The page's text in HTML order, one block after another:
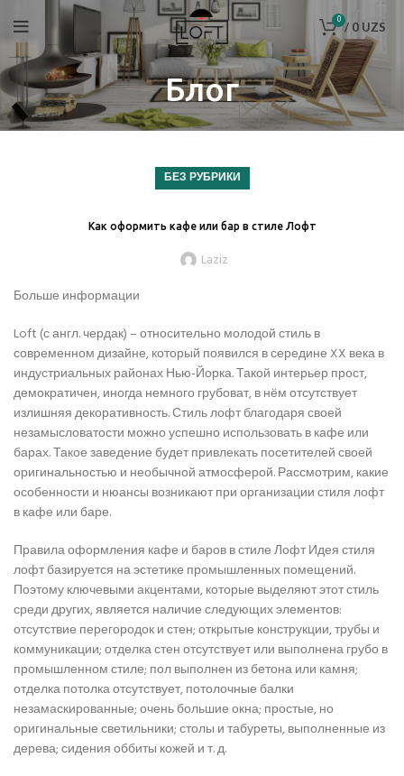
0 / 0 UZS
Блог
БЕЗ РУБРИКИ
Как оформить кафе или бар в стиле Лофт
Laziz
Больше информации
Loft (с англ. чердак) – относительно молодой стиль в
современном дизайне, который появился в середине XX века в
индустриальных районах Нью-Йорка. Такой интерьер прост,
демократичен, иногда немного грубоват, в нём отсутствует
излишняя декоративность. Стиль лофт благодаря своей
незамысловатости можно успешно использовать в кафе или
барах. Такое заведение будет привлекать посетителей своей
оригинальностью и необычной атмосферой. Рассмотрим, какие
особенности и нюансы возникают при организации стиля лофт
в кафе или баре.
Правила оформления кафе и баров в стиле Лофт Идея стиля
лофт базируется на эстетике промышленных помещений.
Поэтому ключевыми акцентами, которые выделяют этот стиль
среди других, является наличие следующих элементов:
отсутствие перегородок и стен; открытые конструкции, трубы и
коммуникации; отделка стен отсутствует или выполнена грубо в
промышленном стиле; пол выполнен из бетона или камня;
отделка потолка отсутствует, потолочные балки
незамаскированные; очень большие окна; простые, но
оригинальные светильники; столы и табуреты, выполненные из
дерева; сидения оббиты кожей и т. д.